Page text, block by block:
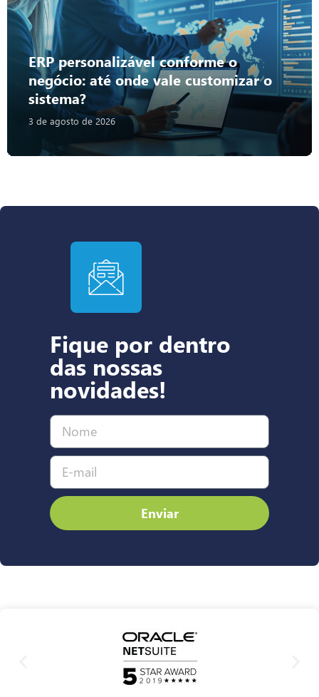
ERP personalizável conforme o
negócio: até onde vale customizar o
sistema?
3 de agosto de 2026
Fique por dentro
das nossas
novidades!
Enviar